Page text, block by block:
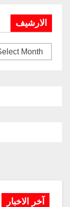
الارشيف
آخر الاخبار